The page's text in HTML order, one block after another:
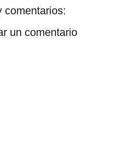
comentarios:
un comentario